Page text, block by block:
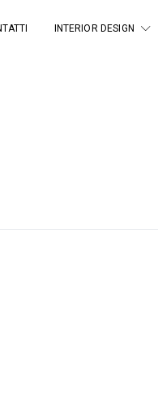
INTERIOR DESIGN